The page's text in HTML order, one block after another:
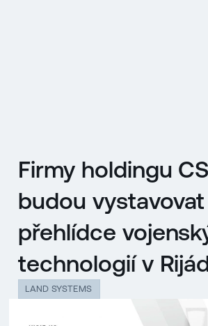
Firmy holdingu
budou
přehlídce
technologií v
LAND SYSTEMS